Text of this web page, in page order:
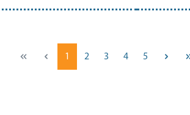
Seite
1 Seite
2 Seite
3 Seite
4 Seite
5